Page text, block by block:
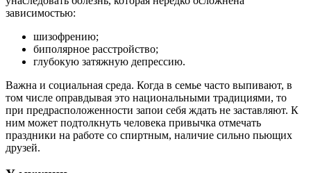
зависимостью:
шизофрению;
биполярное расстройство;
глубокую затяжную депрессию.
Важна и социальная среда. Когда в семье часто выпивают, в
том числе оправдывая это национальными традициями, то
при предрасположенности запои себя ждать не заставляют. К
ним может подтолкнуть человека привычка отмечать
праздники на работе со спиртным, наличие сильно пьющих
друзей.